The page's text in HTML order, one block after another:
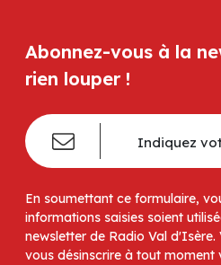
Abonnez-vous à la
rien louper !
En soumettant ce formulaire,
informations saisies soient
newsletter de Radio Val
vous désinscrire à tout moment